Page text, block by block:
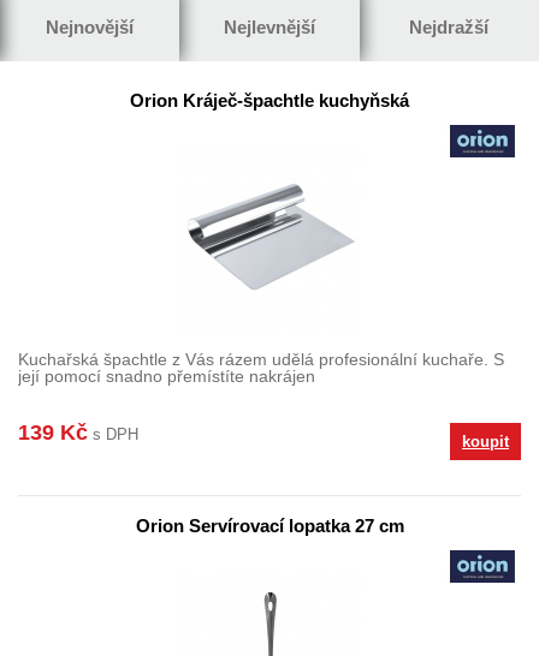
Nejnovější Nejlevnější Nejdražší
Orion Kráječ-špachtle kuchyňská
Kuchařská špachtle z Vás rázem udělá profesionální kuchaře. S
její pomocí snadno přemístíte nakrájen
139 Kč s DPH koupit
Orion Servírovací lopatka 27 cm